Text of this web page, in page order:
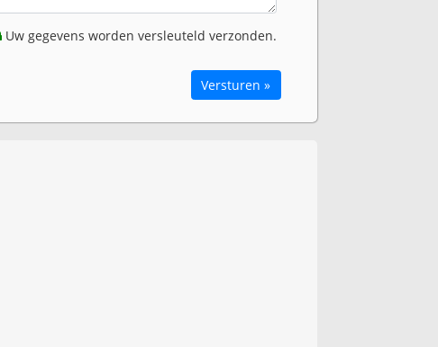
Uw gegevens worden versleuteld verzonden.
Versturen »